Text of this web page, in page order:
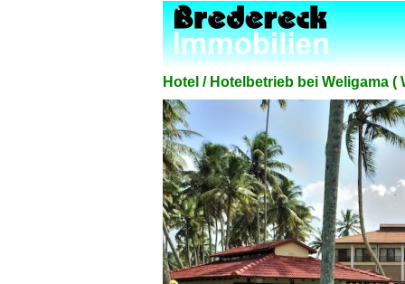
Hotel / Hotelbetrieb bei Weligama